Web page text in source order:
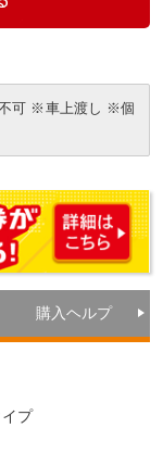
不可 ※車上渡し ※個
購入ヘルプ
プ